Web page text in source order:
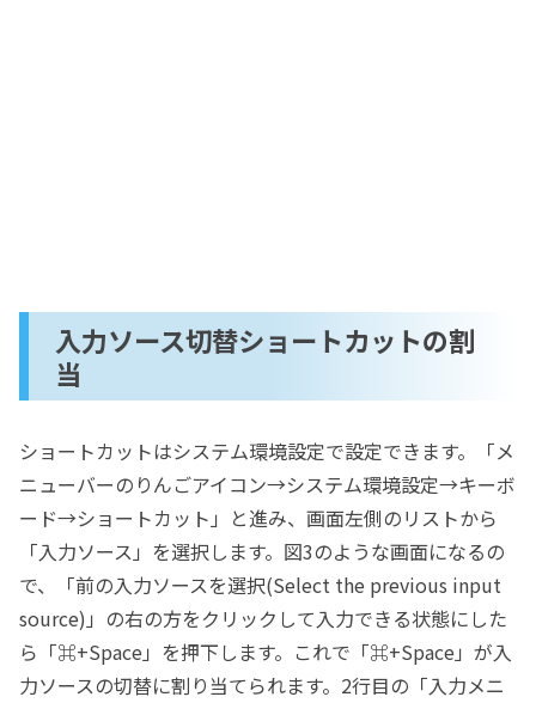
入力ソース切替ショートカットの割
当
ショートカットはシステム環境設定で設定できます。「メ
ニューバーのりんごアイコン→システム環境設定→キーボ
ード→ショートカット」と進み、画面左側のリストから
「入力ソース」を選択します。図3のような画面になるの
で、「前の入力ソースを選択(Select the previous input
source)」の右の方をクリックして入力できる状態にした
ら「⌘+Space」を押下します。これで「⌘+Space」が入
力ソースの切替に割り当てられます。2行目の「入力メニ